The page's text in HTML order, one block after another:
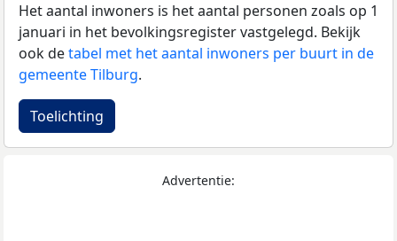
Het aantal inwoners is het aantal personen zoals op 1
januari in het bevolkingsregister vastgelegd. Bekijk
ook detabel met het aantal inwoners per buurt in de
gemeente Tilburg.
Toelichting
Advertentie: